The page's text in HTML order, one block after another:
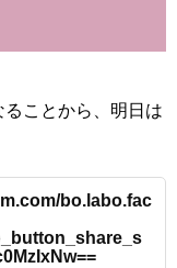
ことから、明日は
bo.labo.fac